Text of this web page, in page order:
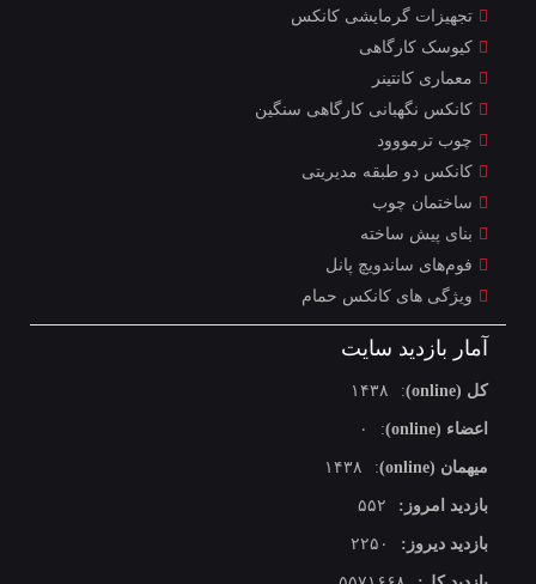
تجهیزات گرمایشی کانکس
کیوسک کارگاهی
معماری کانتینر
کانکس نگهبانی کارگاهی سنگین
چوب ترمووود
کانکس دو طبقه مدیریتی
ساختمان چوب
بنای پیش ساخته
فوم‌های ساندویچ پانل
ویژگی های کانکس حمام
آمار بازدید سایت
کل (online) : ۱۴۳۸
اعضاء (online) : ۰
میهمان (online) : ۱۴۳۸
بازدید امروز: ۵۵۲
بازدید دیروز: ۲۲۵۰